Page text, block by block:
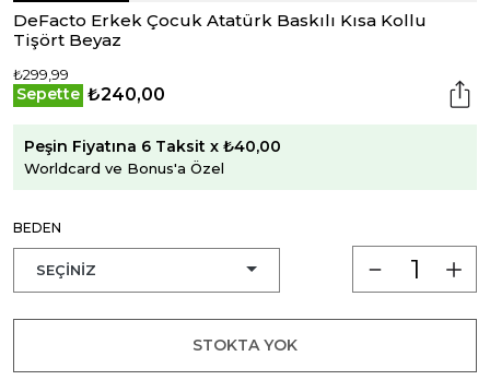
DeFacto Erkek Çocuk Atatürk Baskılı Kısa Kollu
Tişört Beyaz
₺299,99
Sepette ₺240,00
Peşin Fiyatına 6 Taksit x ₺40,00
Worldcard ve Bonus'a Özel
BEDEN
STOKTA YOK